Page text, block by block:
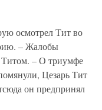
осмотрел Тит во
– Жалобы
Титом. – О триумфе
Цезарь Тит
он предпринял